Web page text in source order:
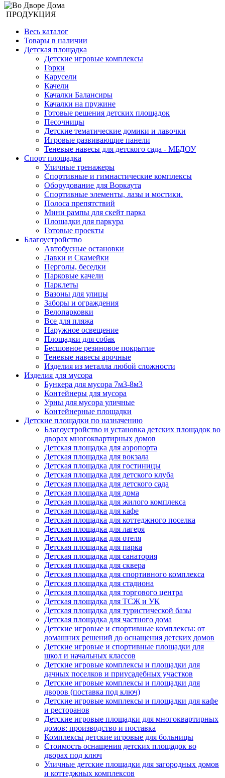
ПРОДУКЦИЯ
Весь каталог
Товары в наличии
Детская площадка
Детские игровые комплексы
Горки
Карусели
Качели
Качалки Балансиры
Качалки на пружине
Готовые решения детских площадок
Песочницы
Детские тематические домики и лавочки
Игровые развивающие панели
Теневые навесы для детского сада - МБДОУ
Спорт площадка
Уличные тренажеры
Спортивные и гимнастические комплексы
Оборудование для Воркаута
Спортивные элементы, лазы и мостики.
Полоса препятствий
Мини рампы для скейт парка
Площадки для паркура
Готовые проекты
Благоустройство
Автобусные остановки
Лавки и Скамейки
Перголы, беседки
Парковые качели
Парклеты
Вазоны для улицы
Заборы и ограждения
Велопарковки
Все для пляжа
Наружное освещение
Площадки для собак
Бесшовное резиновое покрытие
Теневые навесы арочные
Изделия из металла любой сложности
Изделия для мусора
Бункера для мусора 7м3-8м3
Контейнеры для мусора
Урны для мусора уличные
Контейнерные площадки
Детские площадки по назначению
Благоустройство и установка детских площадок во
дворах многоквартирных домов
Детская площадка для аэропорта
Детская площадка для вокзала
Детская площадка для гостиницы
Детская площадка для детского клуба
Детская площадка для детского сада
Детская площадка для дома
Детская площадка для жилого комплекса
Детская площадка для кафе
Детская площадка для коттеджного поселка
Детская площадка для лагеря
Детская площадка для отеля
Детская площадка для парка
Детская площадка для санатория
Детская площадка для сквера
Детская площадка для спортивного комплекса
Детская площадка для стадиона
Детская площадка для торгового центра
Детская площадка для ТСЖ и УК
Детская площадка для туристической базы
Детская площадка для частного дома
Детские игровые и спортивные комплексы: от
домашних решений до оснащения детских домов
Детские игровые и спортивные площадки для
школ и начальных классов
Детские игровые комплексы и площадки для
дачных поселков и приусадебных участков
Детские игровые комплексы и площадки для
дворов (поставка под ключ)
Детские игровые комплексы и площадки для кафе
и ресторанов
Детские игровые площадки для многоквартирных
домов: производство и поставка
Комплексы детские игровые для больницы
Стоимость оснащения детских площадок во
дворах под ключ
Уличные детские площадки для загородных домов
и коттеджных комплексов